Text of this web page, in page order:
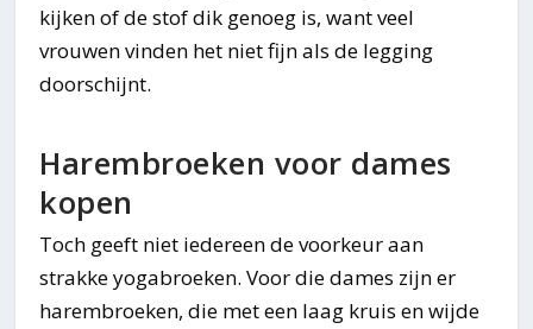
kijken of de stof dik genoeg is, want veel
vrouwen vinden het niet fijn als de legging
doorschijnt.
Harembroeken voor dames
kopen
Toch geeft niet iedereen de voorkeur aan
strakke yogabroeken. Voor die dames zijn er
harembroeken, die met een laag kruis en wijde